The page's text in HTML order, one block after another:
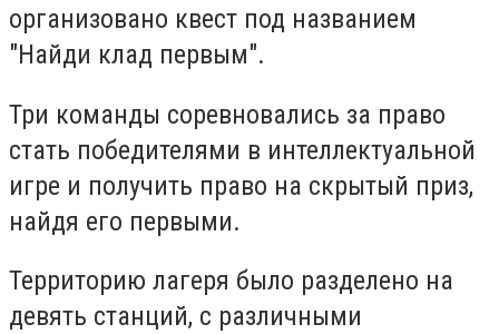
организовано квест под названием
"Найди клад первым".
Три команды соревновались за право
стать победителями в интеллектуальной
игре и получить право на скрытый приз,
найдя его первыми.
Территорию лагеря было разделено на
девять станций, с различными